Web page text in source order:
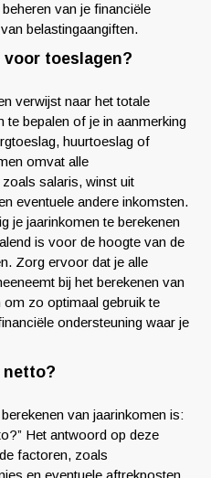
van je financiële
belastingaangiften.
toeslagen?
verwijst naar het totale
te bepalen of je in aanmerking
huurtoeslag of
omvat alle
salaris, winst uit
eventuele andere inkomsten.
je jaarinkomen te berekenen
is voor de hoogte van de
Zorg ervoor dat je alle
bij het berekenen van
zo optimaal gebruik te
ondersteuning waar je
netto?
van jaarinkomen is:
Het antwoord op deze
factoren, zoals
en eventuele aftrekposten.